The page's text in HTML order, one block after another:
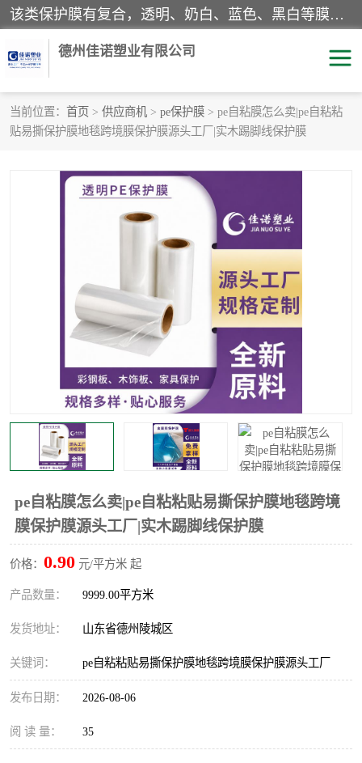
该类保护膜有复合，透明、奶白、蓝色、黑白等膜型。特高粘，高粘，中高粘，中粘，中低粘，低粘等。对于不同的粘力要求有相应的产品相适配。无胶渍残留污染。在较宽的收卷幅度下平整无皱纹，收卷长度大，利于机械化及自动化施工粘贴。为您的产品提供的表面保护解决方案。 产品广泛适用于：铝材、不锈钢、金属、塑料、电子、家电、家具、玻璃、化工材料、装饰材料等。
德州佳诺塑业有限公司
当前位置： 首页 > 供应商机 > pe保护膜 > pe自粘膜怎么卖|pe自粘粘
贴易撕保护膜地毯跨境膜保护膜源头工厂|实木踢脚线保护膜
pe自粘膜怎么卖|pe自粘粘贴易撕保护膜地毯跨境
膜保护膜源头工厂|实木踢脚线保护膜
价格： 0.90 元/平方米 起
产品数量： 9999.00平方米
发货地址： 山东省德州陵城区
关键词： pe自粘粘贴易撕保护膜地毯跨境膜保护膜源头工厂
发布日期： 2026-08-06
阅 读 量： 35
pe保护膜 包装膜
地毯保护膜 家具保护膜
透明保护膜
乳白保护膜
明蓝保护膜 纯黑保护膜
印字保护膜 彩钢板保护膜
不绣钢板保护膜 两边上胶保护膜
铝板保护膜
不锈钢板保护膜 一次性隔离膜